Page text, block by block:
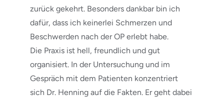
zurück gekehrt. Besonders dankbar bin ich
dafür, dass ich keinerlei Schmerzen und
Beschwerden nach der OP erlebt habe.
Die Praxis ist hell, freundlich und gut
organisiert. In der Untersuchung und im
Gespräch mit dem Patienten konzentriert
sich Dr. Henning auf die Fakten. Er geht dabei